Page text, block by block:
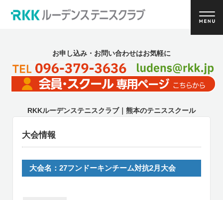
お申し込み・お問い合わせはお気軽に
RKKルーデンステニスクラブ｜熊本のテニススクール
大会情報
大会名： 27フンドーキンチーム対抗2月大会